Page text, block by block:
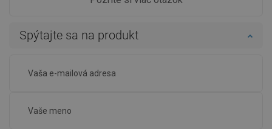
Spýtajte sa na produkt